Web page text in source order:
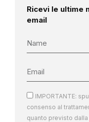
Ricevi le ultime
email
IMPORTANTE:
consenso al
quanto previsto